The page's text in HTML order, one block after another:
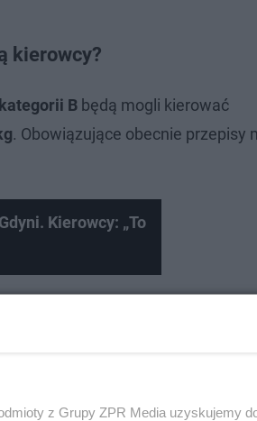
kierowcy?
kategorii B będą mogli kierować
. Obowiązujące obecnie przepisy
Kierowcy: „To
z Grupy ZPR Media uzyskujemy